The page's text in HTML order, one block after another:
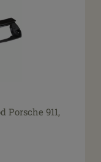
Porsche 911,